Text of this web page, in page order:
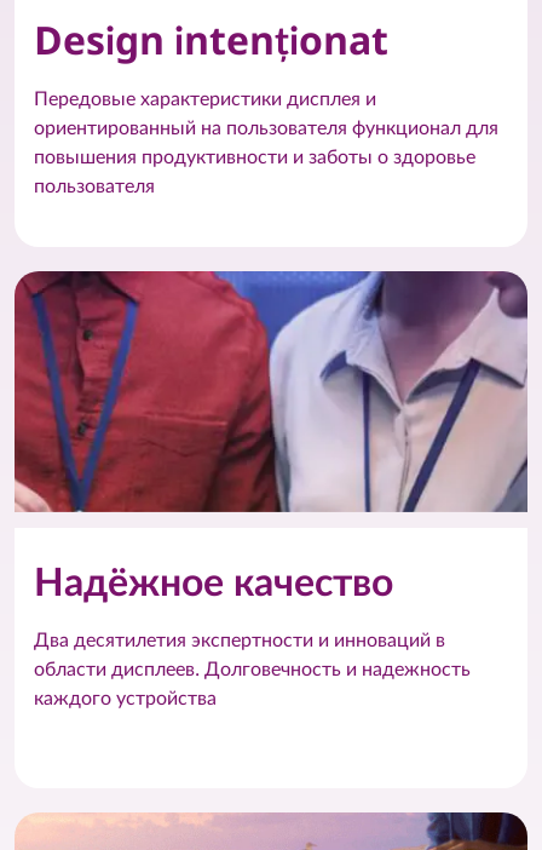
Design intenționat
Передовые характеристики дисплея и
ориентированный на пользователя функционал для
повышения продуктивности и заботы о здоровье
пользователя
Надёжное качество
Два десятилетия экспертности и инноваций в
области дисплеев. Долговечность и надежность
каждого устройства